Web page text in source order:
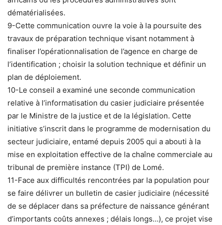
dématérialisées.
9-Cette communication ouvre la voie à la poursuite des
travaux de préparation technique visant notamment à
finaliser l’opérationnalisation de l’agence en charge de
l’identification ; choisir la solution technique et définir un
plan de déploiement.
10-Le conseil a examiné une seconde communication
relative à l’informatisation du casier judiciaire présentée
par le Ministre de la justice et de la législation. Cette
initiative s’inscrit dans le programme de modernisation du
secteur judiciaire, entamé depuis 2005 qui a abouti à la
mise en exploitation effective de la chaîne commerciale au
tribunal de première instance (TPI) de Lomé.
11-Face aux difficultés rencontrées par la population pour
se faire délivrer un bulletin de casier judiciaire (nécessité
de se déplacer dans sa préfecture de naissance générant
d’importants coûts annexes ; délais longs…), ce projet vise